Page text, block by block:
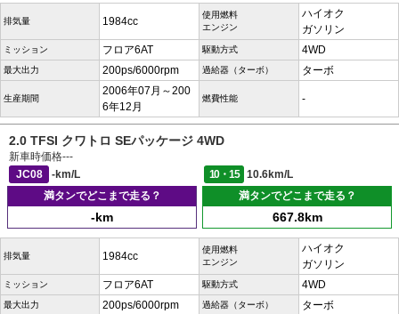
排気量 1984cc
使用燃料
エンジン
ハイオク
ガソリン
ミッション フロア6AT 駆動方式 4WD
最大出力 200ps/6000rpm 過給器（ターボ） ターボ
生産期間
2006年07月～200
6年12月
燃費性能 -
2.0 TFSI クワトロ SEパッケージ 4WD
新車時価格---
JC08
-km/L 10・15
10.6km/L
満タンでどこまで走る？
-km
満タンでどこまで走る？
667.8km
排気量 1984cc
使用燃料
エンジン
ハイオク
ガソリン
ミッション フロア6AT 駆動方式 4WD
最大出力 200ps/6000rpm 過給器（ターボ） ターボ